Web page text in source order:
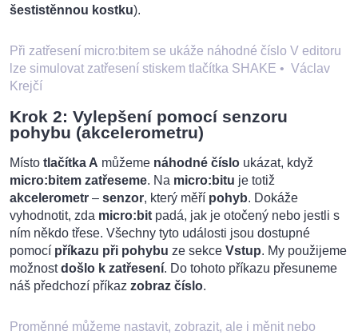
šestistěnnou kostku).
Při zatřesení micro:bitem se ukáže náhodné číslo V editoru
lze simulovat zatřesení stiskem tlačítka SHAKE • Václav
Krejčí
Krok 2: Vylepšení pomocí senzoru
pohybu (akcelerometru)
Místo tlačítka A můžeme náhodné číslo ukázat, když
micro:bitem zatřeseme. Na micro:bitu je totiž
akcelerometr – senzor, který měří pohyb. Dokáže
vyhodnotit, zda micro:bit padá, jak je otočený nebo jestli s
ním někdo třese. Všechny tyto události jsou dostupné
pomocí příkazu při pohybu ze sekce Vstup. My použijeme
možnostdošlo k zatřesení. Do tohoto příkazu přesuneme
náš předchozí příkaz zobraz číslo.
Proměnné můžeme nastavit, zobrazit, ale i měnit nebo